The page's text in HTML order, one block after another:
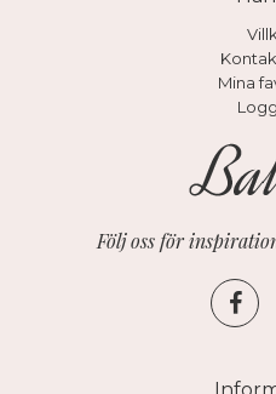
Mina
Följ oss för